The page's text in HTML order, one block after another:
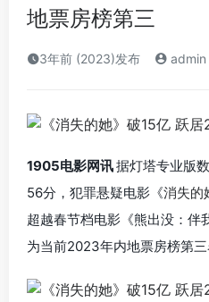
地票房榜第三
3年前 (2023)发布 admin
1905电影网讯据灯塔专业版
56分，犯罪悬疑电影《消失的
超越春节档电影《熊出没：伴
为当前2023年内地票房榜第三